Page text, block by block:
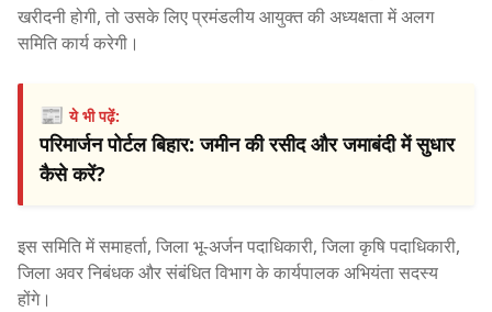
खरीदनी होगी, तो उसके लिए प्रमंडलीय आयुक्त की अध्यक्षता में अलग
समिति कार्य करेगी।
📰ये भी पढ़ें:
परिमार्जन पोर्टल बिहार: जमीन की रसीद और जमाबंदी में सुधार
कैसे करें?
इस समिति में समाहर्ता, जिला भू-अर्जन पदाधिकारी, जिला कृषि पदाधिकारी,
जिला अवर निबंधक और संबंधित विभाग के कार्यपालक अभियंता सदस्य
होंगे।